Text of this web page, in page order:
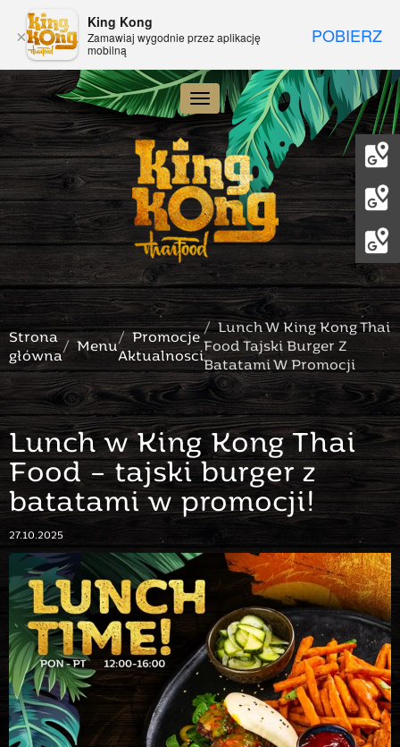
×
King Kong
Zamawiaj wygodnie przez aplikację
mobilną
POBIERZ
Toggle navigation
Strona
główna
Menu
Promocje
Aktualnosci
Lunch W King Kong Thai
Food Tajski Burger Z
Batatami W Promocji
Lunch w King Kong Thai
Food – tajski burger z
batatami w promocji!
27.10.2025